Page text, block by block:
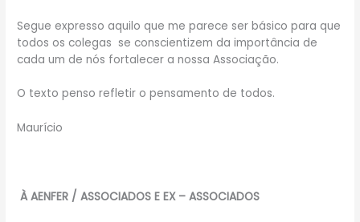
Segue expresso aquilo que me parece ser básico para que
todos os colegas se conscientizem da importância de
cada um de nós fortalecer a nossa Associação.
O texto penso refletir o pensamento de todos.
Maurício
À AENFER / ASSOCIADOS E EX – ASSOCIADOS